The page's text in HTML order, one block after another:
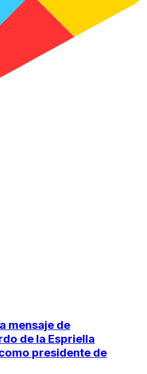
mensaje de
de la Espriella
presidente de